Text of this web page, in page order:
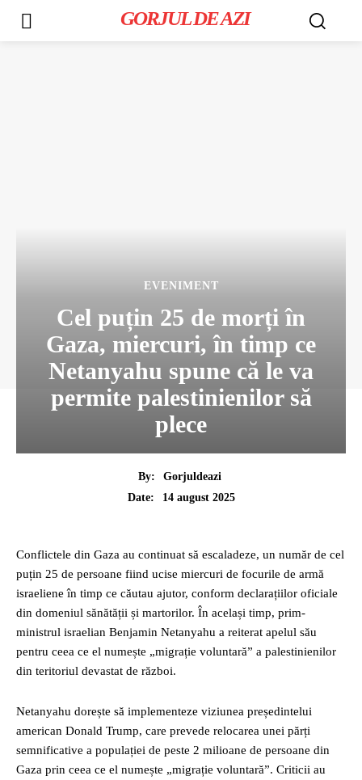
GORJUL DE AZI
EVENIMENT
Cel puțin 25 de morți în
Gaza, miercuri, în timp ce
Netanyahu spune că le va
permite palestinienilor să
plece
By:
Gorjuldeazi
Date:
14 august 2025
Conflictele din Gaza au continuat să escaladeze, un număr de cel
puțin 25 de persoane fiind ucise miercuri de focurile de armă
israeliene în timp ce căutau ajutor, conform declarațiilor oficiale
din domeniul sănătății și martorilor. În același timp, prim-
ministrul israelian Benjamin Netanyahu a reiterat apelul său
pentru ceea ce el numește „migrație voluntară” a palestinienilor
din teritoriul devastat de război.
Netanyahu dorește să implementeze viziunea președintelui
american Donald Trump, care prevede relocarea unei părți
semnificative a populației de peste 2 milioane de persoane din
Gaza prin ceea ce el numește „migrație voluntară”. Criticii au